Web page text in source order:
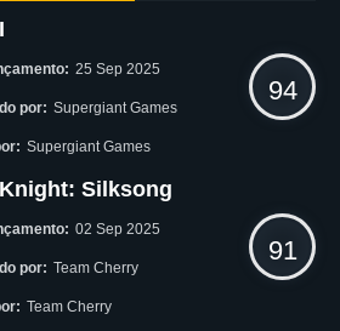
25 Sep 2025
por: Supergiant Games
Supergiant Games
94
Silksong
02 Sep 2025
por: Team Cherry
Team Cherry
91